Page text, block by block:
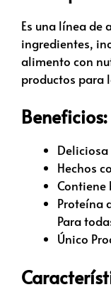
Es una línea de
ingredientes,
alimento con
productos para
Beneficios:
Hechos
Contiene
Proteína
Para
Único